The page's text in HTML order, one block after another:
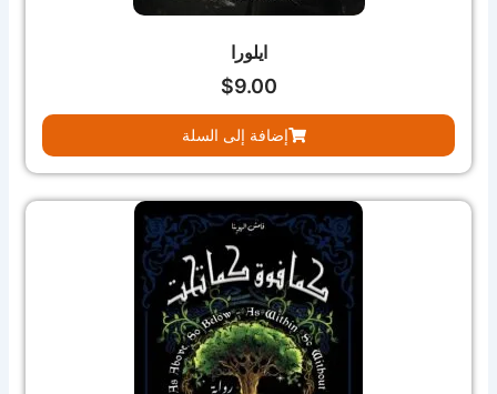
ايلورا
$9.00
إضافة إلى السلة